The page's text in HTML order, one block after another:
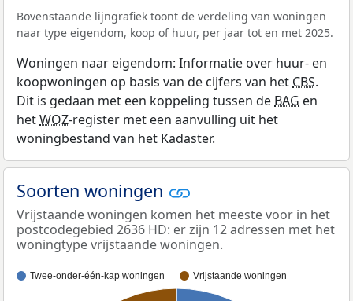
Bovenstaande lijngrafiek toont de verdeling van woningen
naar type eigendom, koop of huur, per jaar tot en met 2025.
Woningen naar eigendom: Informatie over huur- en
koopwoningen op basis van de cijfers van het CBS.
Dit is gedaan met een koppeling tussen de BAG en
hetWOZ-register met een aanvulling uit het
woningbestand van het Kadaster.
Soorten woningen
Vrijstaande woningen komen het meeste voor in het
postcodegebied 2636 HD: er zijn 12 adressen met het
woningtype vrijstaande woningen.
Twee-onder-één-kap woningen Vrijstaande woningen